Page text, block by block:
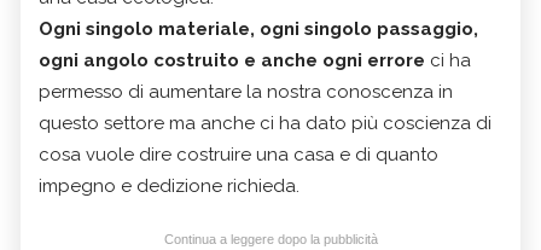
Ogni singolo materiale, ogni singolo passaggio,
ogni angolo costruito e anche ogni errore ci ha
permesso di aumentare la nostra conoscenza in
questo settore ma anche ci ha dato più coscienza di
cosa vuole dire costruire una casa e di quanto
impegno e dedizione richieda.
Continua a leggere dopo la pubblicità